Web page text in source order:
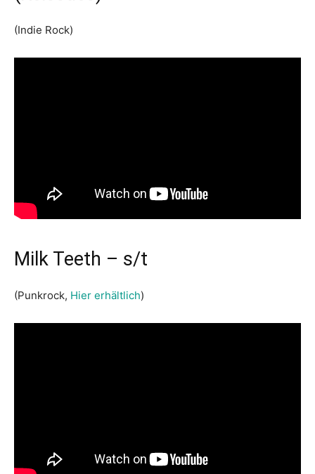
(Indie Rock)
Milk Teeth – s/t
(Punkrock, Hier erhältlich)